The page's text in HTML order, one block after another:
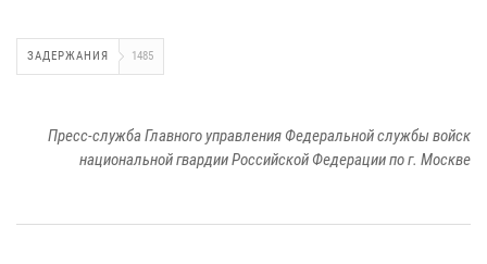
ЗАДЕРЖАНИЯ 1485
Пресс-служба Главного управления Федеральной службы войск
национальной гвардии Российской Федерации по г. Москве